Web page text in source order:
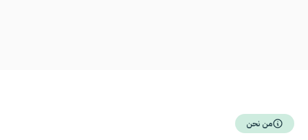
من نحن